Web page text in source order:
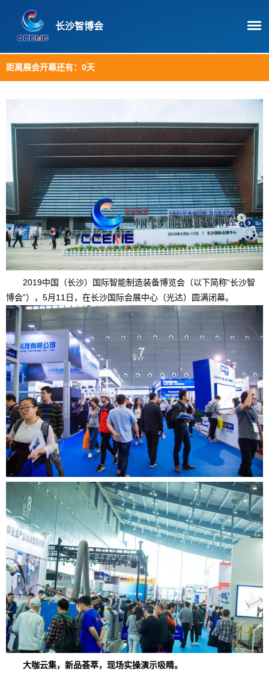
长沙智博会
距离展会开幕还有： 0天
2019中国（长沙）国际智能制造装备博览会（以下简称“长沙智
博会”）， 5月 11日，在长沙国际会展中心（光达）圆满闭幕。
大咖云集，新品荟萃，现场实操演示吸睛。